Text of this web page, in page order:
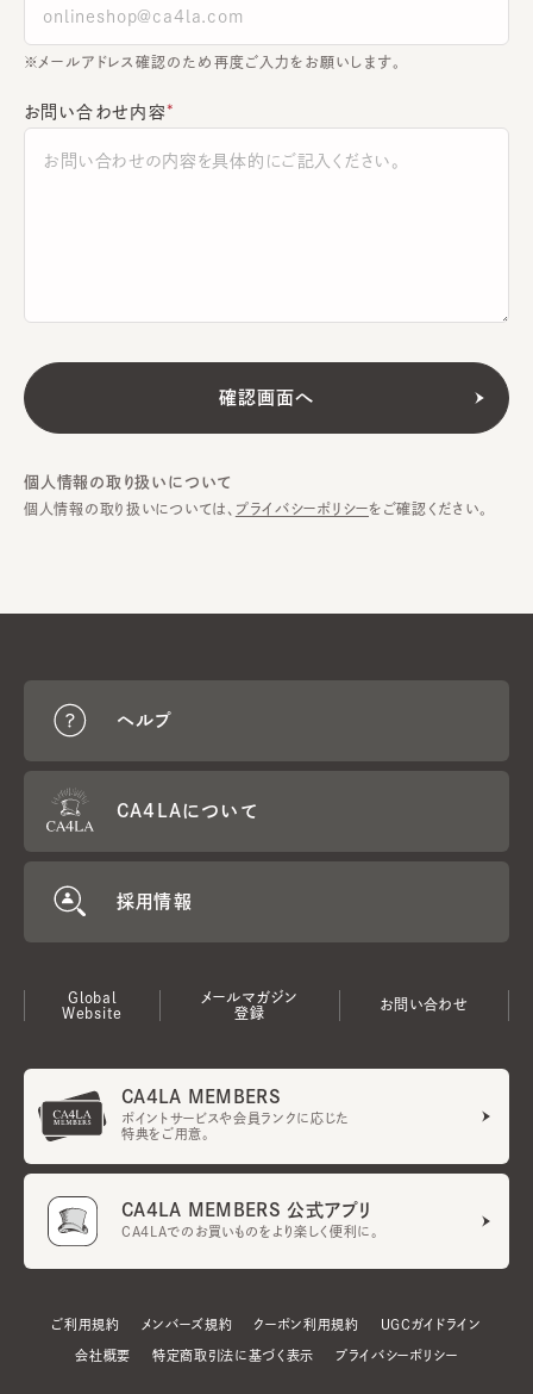
※メールアドレス確認のため再度ご入力をお願いします。
お問い合わせ内容
個人情報の取り扱いについて
個人情報の取り扱いについては、 プライバシーポリシーをご確認ください。
ヘルプ
CA4LAについて
採用情報
Global
Website
メールマガジン
登録
お問い合わせ
CA4LA MEMBERS
ポイントサービスや会員ランクに応じた
特典をご用意。
CA4LA MEMBERS 公式アプリ
CA4LAでのお買いものをより楽しく便利に。
ご利用規約 メンバーズ規約 クーポン利用規約 UGCガイドライン
会社概要 特定商取引法に基づく表示 プライバシーポリシー